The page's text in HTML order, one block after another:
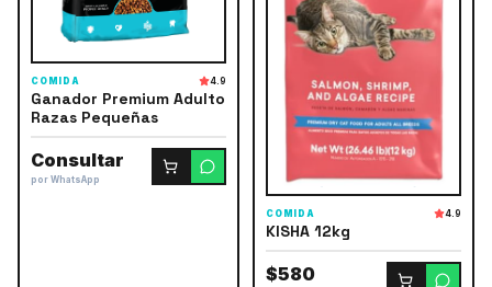
COMIDA 4.9
Ganador Premium Adulto
Razas Pequeñas
Consultar
por WhatsApp
COMIDA 4.9
KISHA 12kg
$580